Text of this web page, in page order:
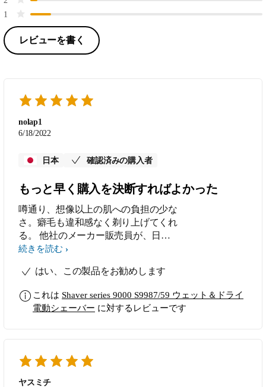
1
レビューを書く
nolap1
6/18/2022
日本 確認済みの購入者
もっと早く購入を決断すればよかった
噂通り、想像以上の肌への負担の少な
さ。癖毛も違和感なく剃り上げてくれ
る。 他社のメーカー販売員が、日本
人の髭には合ってないと説明していた
だったのか。T字カミソリの肌荒れに
お素晴らしいのは、正しい剃り方をイ
ルミネーションとアプリで分かりやす
充電残量もわかりやすい。タイミング
に困らない。 洗浄もシンプルで迷わ
ず使える。 知人にお薦めされて選ん
続きを読む
はい、この製品をお勧めします
これは Shaver series 9000 S9987/59 ウェット＆ドライ
電動シェーバー に対するレビューです
ヤスミチ